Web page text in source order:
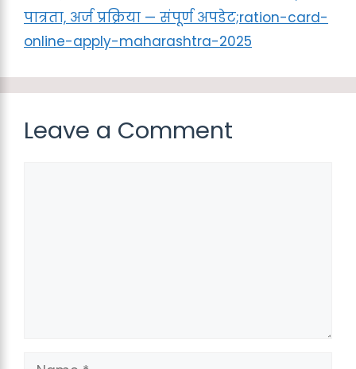
पात्रता, अर्ज प्रक्रिया — संपूर्ण अपडेट;ration-card-
online-apply-maharashtra-2025
Leave a Comment
Name